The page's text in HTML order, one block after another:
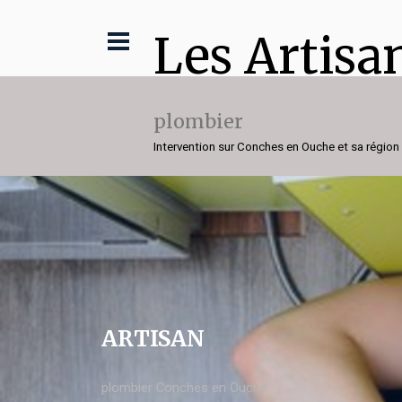
Les
plombier
Intervention sur Conches en Ouche et sa région
ARTISAN
plombier Conches en Ouche